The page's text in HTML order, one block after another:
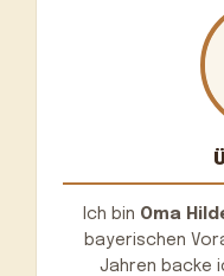
Ich bin Oma
bayerischen
Jahren backe